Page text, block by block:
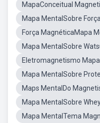
MapaConceitual
Mapa MentalSobre Força
Força MagnéticaMapa
Mapa MentalSobre
Eletromagnetismo
Mapa MentalSobre
Maps MentalDo
Mapa MentalSobre
Mapa MentalTema